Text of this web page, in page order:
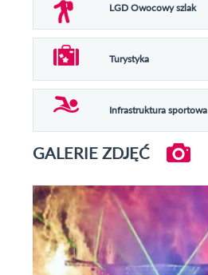
LGD Owocowy szlak
Turystyka
Infrastruktura sportowa
GALERIE ZDJĘĆ